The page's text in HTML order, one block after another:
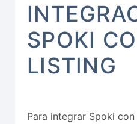
SPOKI
LISTING
Para integrar Spoki